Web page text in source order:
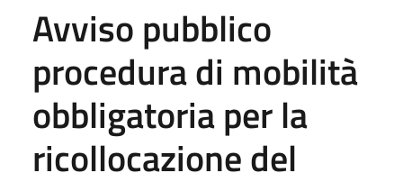
Avviso pubblico
procedura di mobilità
obbligatoria per la
ricollocazione del